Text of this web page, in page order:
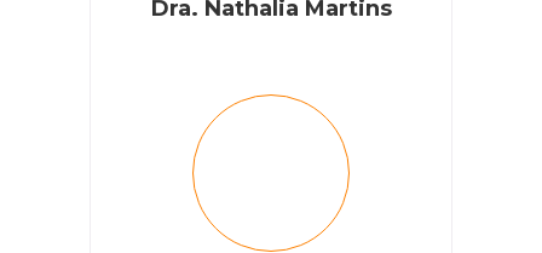
Dra. Nathalia Martins